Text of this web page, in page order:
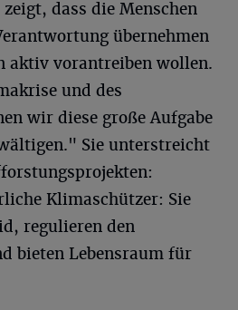
dass die Menschen
übernehmen
aktiv vorantreiben wollen.
und des
wir diese große Aufgabe
Sie unterstreicht
Klimaschützer: Sie
regulieren den
bieten Lebensraum für